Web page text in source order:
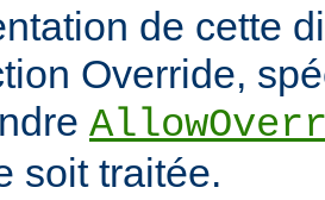
de cette
Override,
soit traitée.